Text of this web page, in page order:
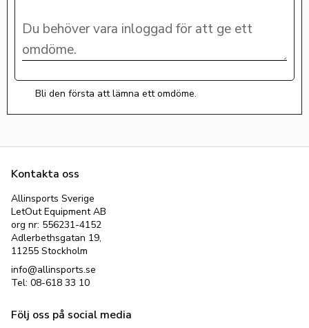
Bli den första att lämna ett omdöme.
Kontakta oss
Allinsports Sverige
LetOut Equipment AB
org nr: 556231-4152
Adlerbethsgatan 19,
11255 Stockholm
info@allinsports.se
Tel: 08-618 33 10
Följ oss på social media